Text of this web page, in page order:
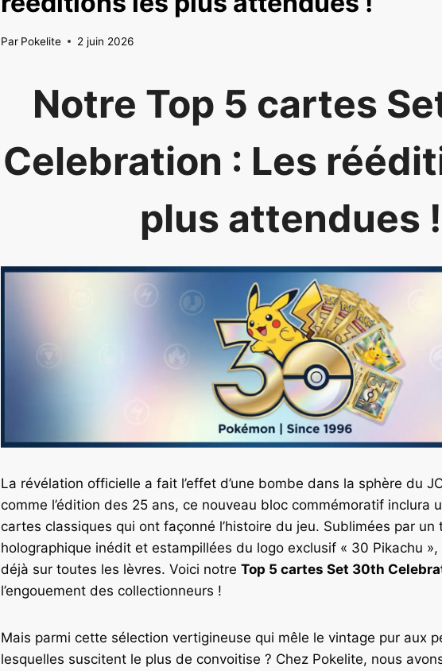
Par Pokelite 2 juin 2026
Notre Top 5 cartes
Celebration : Les
plus attendues !
La révélation officielle a fait l’effet d’une bombe dans la sphère du
comme l’édition des 25 ans, ce nouveau bloc commémoratif inclura
cartes classiques qui ont façonné l’histoire du jeu. Sublimées par un
holographique inédit et estampillées du logo exclusif « 30 Pikachu
déjà sur toutes les lèvres. Voici notre Top 5 cartes Set 30th
l’engouement des collectionneurs !
Mais parmi cette sélection vertigineuse qui mêle le vintage pur aux
lesquelles suscitent le plus de convoitise ? Chez Pokelite, nous